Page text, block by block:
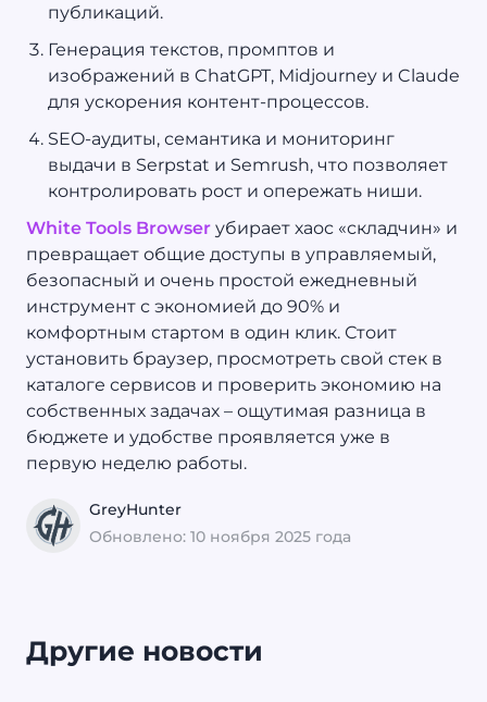
публикаций.
Генерация текстов, промптов и
изображений в ChatGPT, Midjourney и Claude
для ускорения контент-процессов.
SEO-аудиты, семантика и мониторинг
выдачи в Serpstat и Semrush, что позволяет
контролировать рост и опережать ниши.
White Tools Browser убирает хаос «складчин» и
превращает общие доступы в управляемый,
безопасный и очень простой ежедневный
инструмент с экономией до 90% и
комфортным стартом в один клик. Стоит
установить браузер, просмотреть свой стек в
каталоге сервисов и проверить экономию на
собственных задачах – ощутимая разница в
бюджете и удобстве проявляется уже в
первую неделю работы.
GreyHunter
Обновлено: 10 ноября 2025 года
Другие новости